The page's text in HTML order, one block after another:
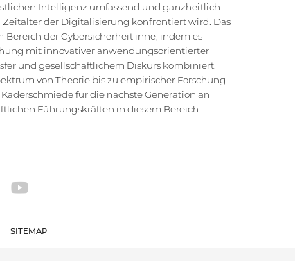
Intelligenz umfassend und ganzheitlich
der Digitalisierung konfrontiert wird. Das
der Cybersicherheit inne, indem es
mit innovativer anwendungsorientierter
und gesellschaftlichem Diskurs kombiniert.
von Theorie bis zu empirischer Forschung
für die nächste Generation an
Führungskräften in diesem Bereich
SITEMAP